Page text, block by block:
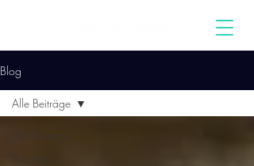
Blog
Alle Beiträge